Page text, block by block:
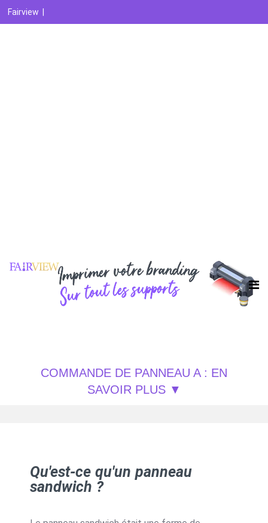
Fairview
COMMANDE DE PANNEAU A : EN
SAVOIR PLUS
Qu'est-ce qu'un panneau
sandwich ?